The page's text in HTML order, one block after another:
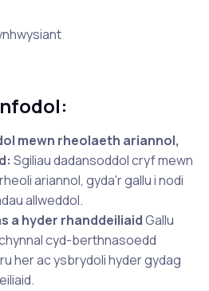
mewn rheolaeth ariannol,
Sgiliau dadansoddol cryf mewn
ariannol, gyda'r gallu i nodi
allweddol.
a hyder rhanddeiliaidGallu
cyd-berthnasoedd
her ac ysbrydoli hyder gydag